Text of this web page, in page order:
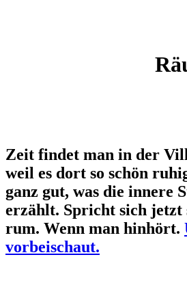
Zeit findet man in der
weil es dort so schön
ganz gut, was die innere
erzählt. Spricht sich jetzt
rum. Wenn man hinhört.
vorbeischaut.